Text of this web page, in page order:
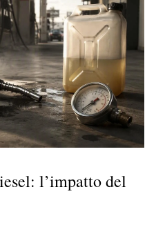
l’impatto del